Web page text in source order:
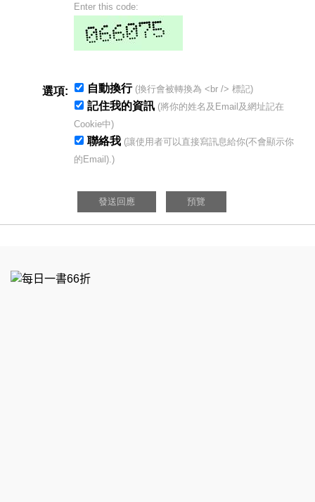
Enter this code:
選項: 自動換行 (換行會被轉換為 <br /> 標記)
記住我的資訊 (將你的姓名及Email及網址記在
Cookie中)
聯絡我 (讓使用者可以直接寫訊息給你(不會顯示你
的Email).)